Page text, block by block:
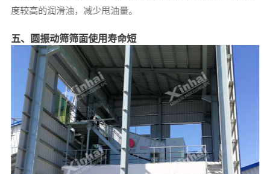
度较高的润滑油，减少甩油量。
五、圆振动筛筛面使用寿命短